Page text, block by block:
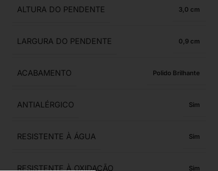
ALTURA DO PENDENTE 3,0
LARGURA DO PENDENTE 0,9
ACABAMENTO Polido Brilhante
ANTIALÉRGICO Sim
RESISTENTE À ÁGUA Sim
RESISTENTE À OXIDAÇÃO Sim